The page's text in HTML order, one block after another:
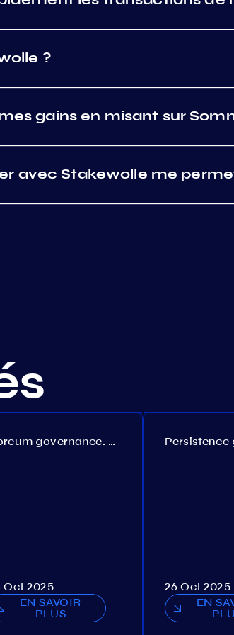
?
gains en misant sur
avec Stakewolle me
Coreum governance. Proposal №22
Oct 2025
EN SAVOIR
PLUS
26 Oct 2025
EN